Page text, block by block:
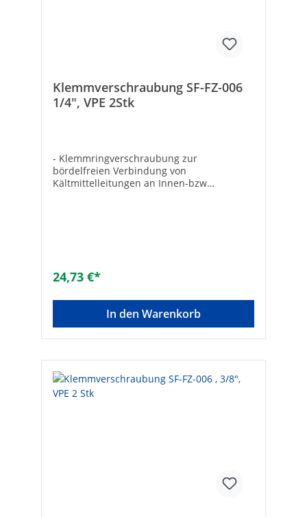
Klemmverschraubung SF-FZ-006
1/4", VPE 2Stk
- Klemmringverschraubung zur
bördelfreien Verbindung von
Kältmittelleitungen an Innen-bzw
24,73 €*
In den Warenkorb